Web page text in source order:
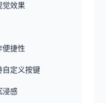
觉效果
便捷性
自定义按键
浸感